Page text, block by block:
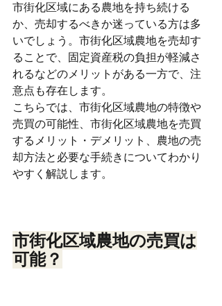
市街化区域にある農地を持ち続ける
か、売却するべきか迷っている方は多
いでしょう。市街化区域農地を売却す
ることで、固定資産税の負担が軽減さ
れるなどのメリットがある一方で、注
意点も存在します。
こちらでは、市街化区域農地の特徴や
売買の可能性、市街化区域農地を売買
するメリット・デメリット、農地の売
却方法と必要な手続きについてわかり
やすく解説します。
市街化区域農地の売買は
可能？